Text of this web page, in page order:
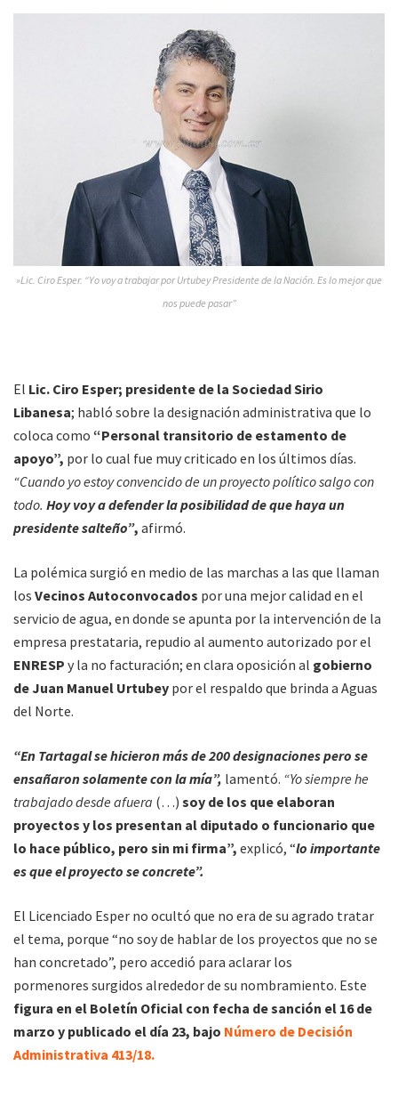
»Lic. Ciro Esper. “Yo voy a trabajar por Urtubey Presidente de la Nación. Es lo mejor que
nos puede pasar”
El Lic. Ciro Esper; presidente de la Sociedad Sirio
Libanesa; habló sobre la designación administrativa que lo
coloca como “Personal transitorio de estamento de
apoyo”, por lo cual fue muy criticado en los últimos días.
“Cuando yo estoy convencido de un proyecto político salgo con
todo. Hoy voy a defender la posibilidad de que haya un
presidente salteño”, afirmó.
La polémica surgió en medio de las marchas a las que llaman
los Vecinos Autoconvocados por una mejor calidad en el
servicio de agua, en donde se apunta por la intervención de la
empresa prestataria, repudio al aumento autorizado por el
ENRESP y la no facturación; en clara oposición al gobierno
de Juan Manuel Urtubey por el respaldo que brinda a Aguas
del Norte.
“En Tartagal se hicieron más de 200 designaciones pero se
ensañaron solamente con la mía”, lamentó. “Yo siempre he
trabajado desde afuera (…) soy de los que elaboran
proyectos y los presentan al diputado o funcionario que
lo hace público, pero sin mi firma”, explicó, “lo importante
es que el proyecto se concrete”.
El Licenciado Esper no ocultó que no era de su agrado tratar
el tema, porque “no soy de hablar de los proyectos que no se
han concretado”, pero accedió para aclarar los
pormenores surgidos alrededor de su nombramiento. Este
figura en el Boletín Oficial con fecha de sanción el 16 de
marzo y publicado el día 23, bajo Número de Decisión
Administrativa 413/18.